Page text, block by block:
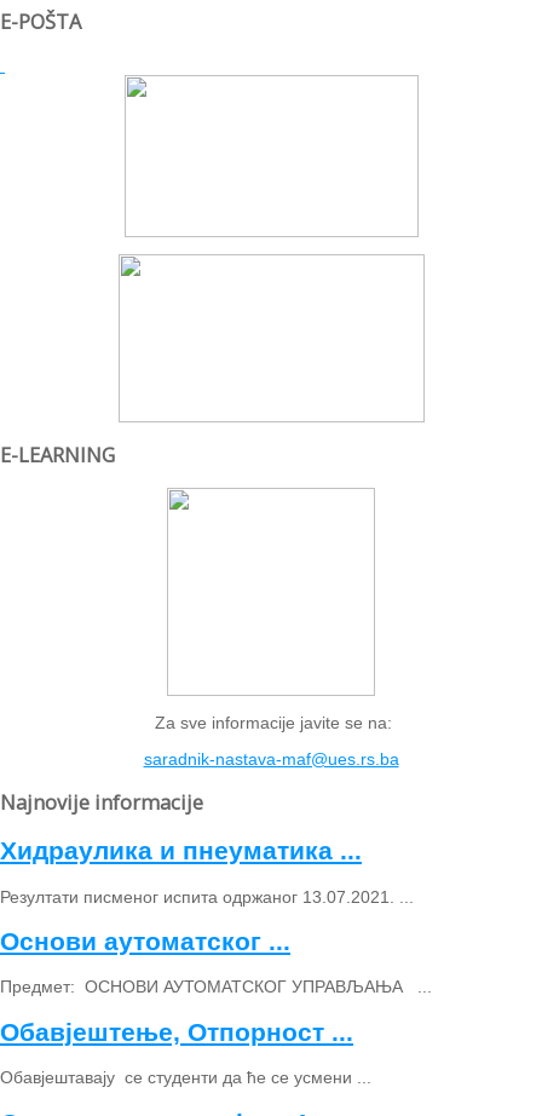
E-POŠTA
E-LEARNING
Za sve informacije javite se na:
saradnik-nastava-maf@ues.rs.ba
Najnovije informacije
Хидраулика и пнеуматика ...
Резултати писменог испита одржаног 13.07.2021. ...
Основи аутоматског ...
Предмет: ОСНОВИ АУТОМАТСКОГ УПРАВЉАЊА ...
Обавјештење, Отпорност ...
Обавјештавају се студенти да ће се усмени ...